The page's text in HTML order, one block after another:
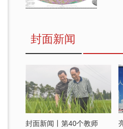
封面新闻
封面新闻丨第40个教师